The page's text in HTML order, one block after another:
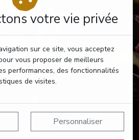
votre vie privée
sur ce site, vous acceptez
vous proposer de meilleurs
performances, des fonctionnalités
de visites.
Personnaliser